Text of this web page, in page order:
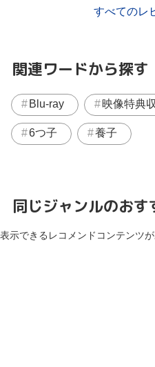
すべてのレ
関連ワードから探す
Blu-ray 映像特典
6つ子 養子
同じジャンルのおす
表示できるレコメンドコンテンツ